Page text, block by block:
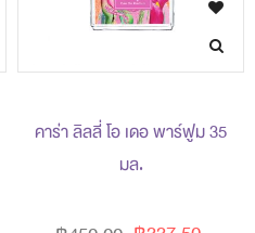
คาร่า ลิลลี่ โอ เดอ พาร์ฟูม 35
มล.